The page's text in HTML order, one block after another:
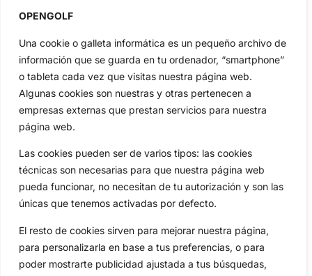
OPENGOLF
Una cookie o galleta informática es un pequeño archivo de
información que se guarda en tu ordenador, “smartphone”
o tableta cada vez que visitas nuestra página web.
Algunas cookies son nuestras y otras pertenecen a
empresas externas que prestan servicios para nuestra
página web.
Las cookies pueden ser de varios tipos: las cookies
técnicas son necesarias para que nuestra página web
pueda funcionar, no necesitan de tu autorización y son las
únicas que tenemos activadas por defecto.
El resto de cookies sirven para mejorar nuestra página,
para personalizarla en base a tus preferencias, o para
poder mostrarte publicidad ajustada a tus búsquedas,
Actualidad
Amateurs
Circuitos
Especiales
Reglas
Vídeos
De Interés
Compañía
Aviso Legal
Política de Cookies
Publicidad
Newsletters
Copyright © 2025 OpenGolf | Diseño porTecnoQuatre